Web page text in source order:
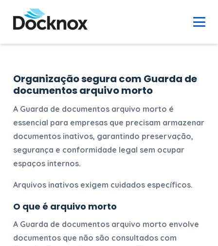
Organização segura com Guarda de
documentos arquivo morto
A Guarda de documentos arquivo morto é
essencial para empresas que precisam armazenar
documentos inativos, garantindo preservação,
segurança e conformidade legal sem ocupar
espaços internos.
Arquivos inativos exigem cuidados específicos.
O que é arquivo morto
A Guarda de documentos arquivo morto envolve
documentos que não são consultados com